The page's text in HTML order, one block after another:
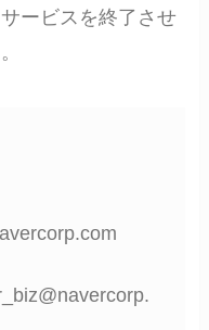
ービスを終了させ